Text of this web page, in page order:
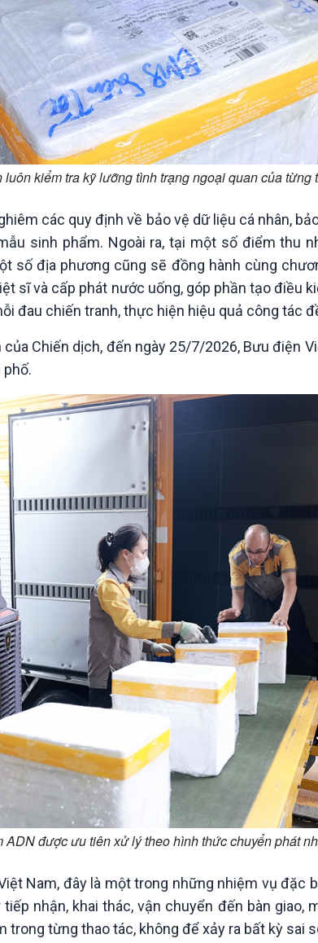
kiểm tra kỹ lưỡng tình trạng ngoại quan của từng
các quy định về bảo vệ dữ liệu cá nhân,
sinh phẩm. Ngoài ra, tại một số điểm thu
số địa phương cũng sẽ đồng hành cùng
sĩ và cấp phát nước uống, góp phần tạo điều
đau chiến tranh, thực hiện hiệu quả công tác
Chiến dịch, đến ngày 25/7/2026, Bưu điện
ADN được ưu tiên xử lý theo hình thức chuyển phát
Nam, đây là một trong những nhiệm vụ đặc
nhận, khai thác, vận chuyển đến bàn giao,
trong từng thao tác, không để xảy ra bất kỳ sai